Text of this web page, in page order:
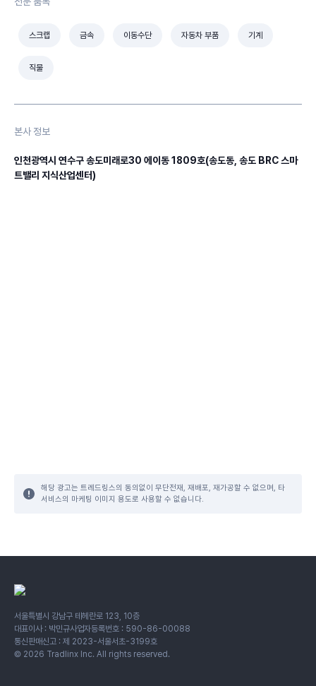
스크랩 금속 이동수단 자동차 부품 기계
직물
본사 정보
인천광역시 연수구 송도미래로30 에이동 1809호(송도동, 송도 BRC 스마
트밸리 지식산업센터)
해당 광고는 트레드링스의 동의없이 무단전재, 재배포, 재가공할 수 없으며, 타
서비스의 마케팅 이미지 용도로 사용할 수 없습니다.
서울특별시 강남구 테헤란로 123, 10층
대표이사 : 박민규사업자등록번호 : 590-86-00088
통신판매신고 : 제 2023-서울서초-3199호
© 2026 Tradlinx Inc. All rights reserved.